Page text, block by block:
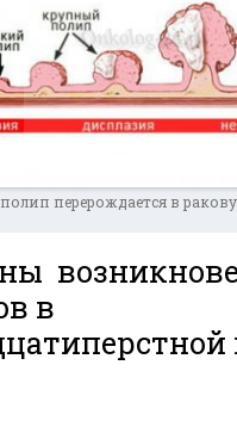
перерождается в
в